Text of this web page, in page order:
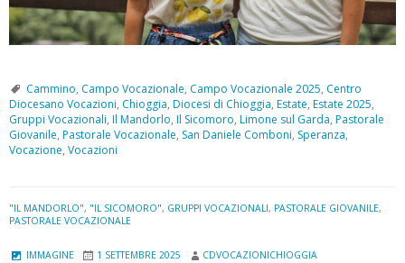
Cammino, Campo Vocazionale, Campo Vocazionale 2025, Centro
Diocesano Vocazioni, Chioggia, Diocesi di Chioggia, Estate, Estate 2025,
Gruppi Vocazionali, Il Mandorlo, Il Sicomoro, Limone sul Garda, Pastorale
Giovanile, Pastorale Vocazionale, San Daniele Comboni, Speranza,
Vocazione, Vocazioni
"IL MANDORLO", "IL SICOMORO", GRUPPI VOCAZIONALI, PASTORALE GIOVANILE,
PASTORALE VOCAZIONALE
IMMAGINE 1 SETTEMBRE 2025 CDVOCAZIONICHIOGGIA